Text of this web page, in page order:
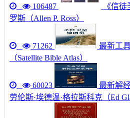
106487
《信
罗斯（Allen P. Ross）
71262
最新工
（Satellite Bible Atlas）
60023
最新解
劳伦斯·埃德温·格拉斯科克（Ed